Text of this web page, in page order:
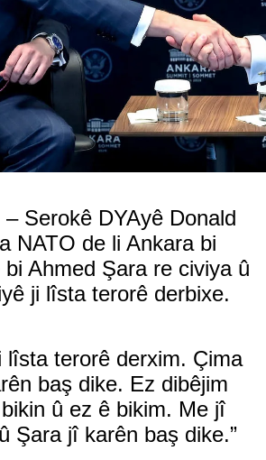
– Serokê DYAyê Donald
NATO de li Ankara bi
Ahmed Şara re civiya û
ji lîsta terorê derbixe.
lîsta terorê derxim. Çima
baş dike. Ez dibêjim
û ez ê bikim. Me jî
Şara jî karên baş dike.”